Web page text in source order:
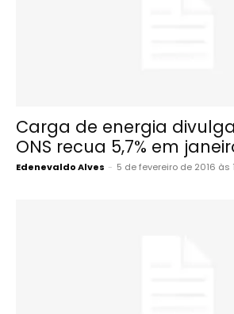
Carga de energia
ONS recua 5,7% em
Edenevaldo Alves - 5 de fevereiro de 2016 às